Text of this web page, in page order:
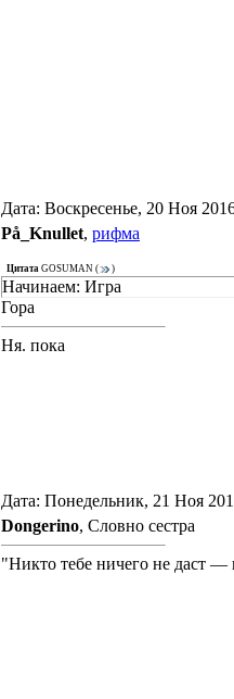
Дата: Воскресенье, 20 Ноя
På_Knullet, рифма
Цитата GOSUMAN ( )
Начинаем: Игра
Гора
Ня. пока
Дата: Понедельник, 21 Ноя
Dongerino, Словно сестра
"Никто тебе ничего не даст —